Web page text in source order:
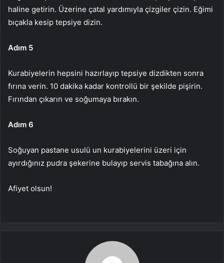
haline getirin. Üzerine çatal yardımıyla çizgiler çizin. Eğimi
bıçakla kesip tepsiye dizin.
Adım 5
Kurabiyelerin hepsini hazırlayıp tepsiye dizdikten sonra
fırına verin. 10 dakika kadar kontrollü bir şekilde pişirin.
Fırından çıkarın ve soğumaya bırakın.
Adım 6
Soğuyan pastane usulü un kurabiyelerini üzeri için
ayırdığınız pudra şekerine bulayıp servis tabağına alın.
Afiyet olsun!